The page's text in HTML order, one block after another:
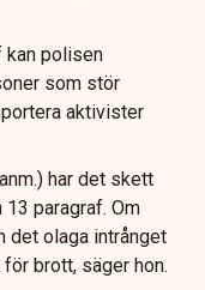
kan polisen
som stör
aktivister
har det skett
paragraf. Om
det olaga intrånget
brott, säger hon.